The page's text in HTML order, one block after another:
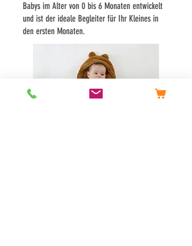
Babys im Alter von 0 bis 6 Monaten entwickelt
und ist der ideale Begleiter für Ihr Kleines in
den ersten Monaten.